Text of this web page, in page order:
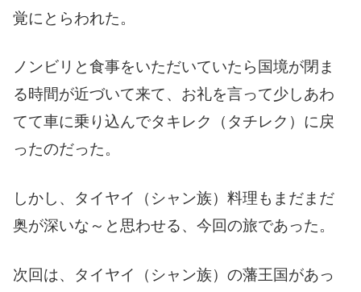
覚にとらわれた。
ノンビリと食事をいただいていたら国境が閉ま
る時間が近づいて来て、お礼を言って少しあわ
てて車に乗り込んでタキレク（タチレク）に戻
ったのだった。
しかし、タイヤイ（シャン族）料理もまだまだ
奥が深いな～と思わせる、今回の旅であった。
次回は、タイヤイ（シャン族）の藩王国があっ